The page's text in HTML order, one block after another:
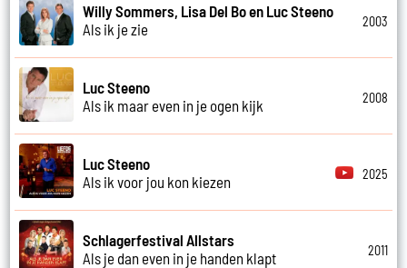
Willy Sommers, Lisa Del Bo en Luc Steeno
Als ik je zie
2003
Luc Steeno
Als ik maar even in je ogen kijk
2008
Luc Steeno
Als ik voor jou kon kiezen
2025
Schlagerfestival Allstars
Als je dan even in je handen klapt
2011